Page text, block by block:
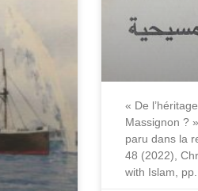
« De
Massignon ?
paru dans la
48 (2022),
with Islam, pp.